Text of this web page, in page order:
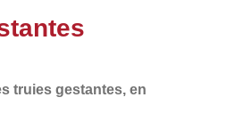
truies gestantes, en